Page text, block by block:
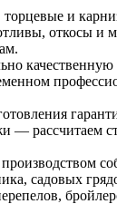
и
откосы и
качественную
— рассчитаем
садовых